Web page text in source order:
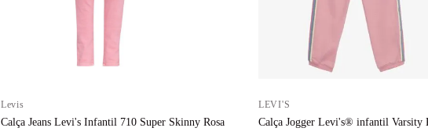
Levis
Calça Jeans Levi's Infantil 710 Super Skinny Rosa
LEVI'S
Calça Jogger Levi's® infantil Varsity